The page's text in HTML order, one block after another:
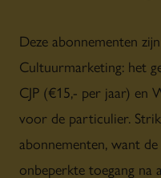
Deze abonnementen
Cultuurmarketing: het
CJP (€15,- per jaar) en
voor de particulier.
abonnementen, want
onbeperkte toegang na